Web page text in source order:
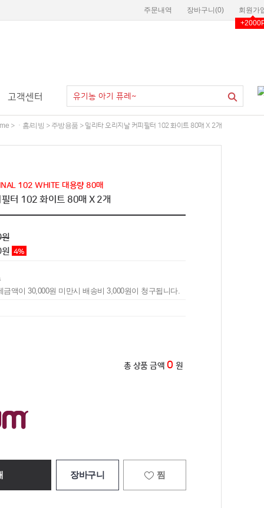
회원가
장바구니(0)
주문내역
고객센터
> ㆍ홈/리빙 > 주방용품 > 밀리타 오리지날 커피필터 102 화이트 80매 X 2개
102 WHITE 대용량 80매
터 102 화이트 80매 X 2개
원 4%
금액이 30,000원 미만시 배송비 3,000원이 청구됩니다.
총 상품 금액 0 원
장바구니 찜